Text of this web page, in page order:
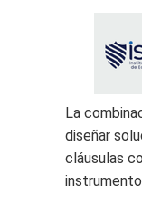
La
diseñar
cláusulas